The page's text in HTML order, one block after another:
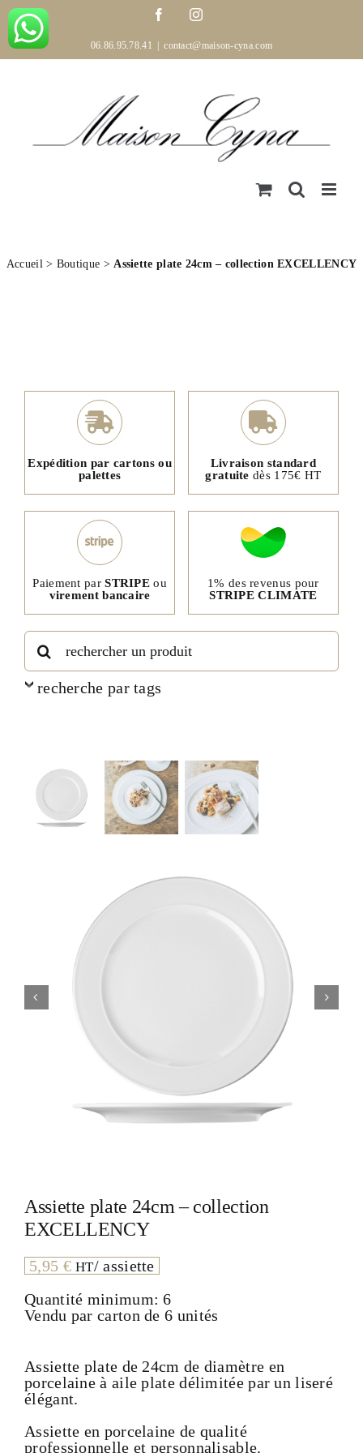
Passer
au
contenu
FacebookInstagram
06.86.95.78.41 contact@maison-cyna.com
Accueil > Boutique > Assiette plate 24cm – collection EXCELLENCY
Expédition par cartons ou
palettes
Livraison standard
gratuite dès 175€ HT
Paiement parSTRIPE ou
virement bancaire
1% des revenus pour
STRIPE CLIMATE
Rechercher:
recherche par tags
Assiette plate 24cm – collection
EXCELLENCY
5,95 € HT/ assiette
Quantité minimum: 6
Vendu par carton de 6 unités
Assiette plate de 24cm de diamètre en
porcelaine à aile plate délimitée par un liseré
élégant.
Assiette en porcelaine de qualité
professionnelle et personnalisable.